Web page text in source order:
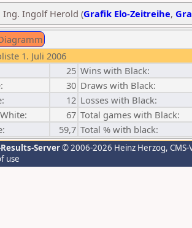
Ing. Ingolf Herold (Grafik Elo-Zeitreihe,
1. Juli 2006
25 Wins with Black:
30 Draws with Black:
12 Losses with Black:
67 Total games with Black:
59,7 Total % with black:
Server© 2006-2026 Heinz Herzog,
use